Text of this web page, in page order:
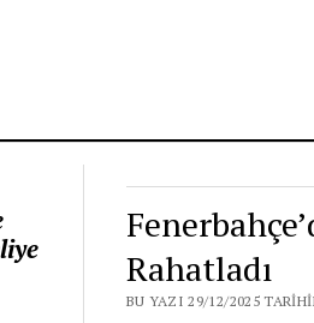
Rahatladı
BU YAZI 29/12/2025